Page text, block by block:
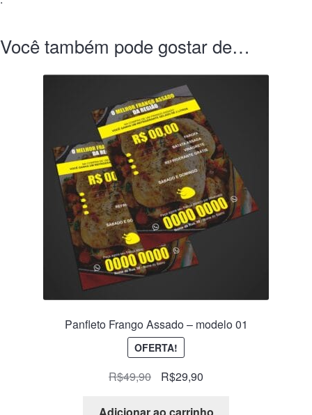
Você também pode gostar de…
Panfleto Frango Assado – modelo 01
OFERTA!
R$49,90 R$29,90
Adicionar ao carrinho